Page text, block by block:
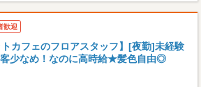
歓迎
トカフェのフロアスタッフ】[夜勤]未経験
少なめ！なのに高時給★髪色自由◎